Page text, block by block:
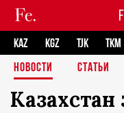
KAZ KGZ TJK TKM
НОВОСТИ
СТАТЬИ